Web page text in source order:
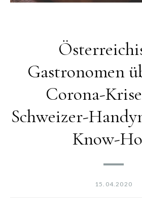
Gastronomen
Corona-
Schweizer-
Know-
15.04.2020